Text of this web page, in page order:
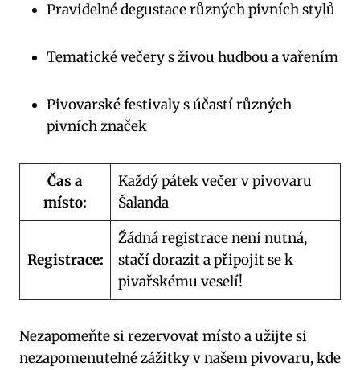
Pravidelné degustace různých pivních stylů
Tematické večery s živou hudbou a vařením
Pivovarské festivaly s účastí různých
pivních značek
Čas a
místo:
Každý pátek večer v pivovaru
Šalanda
Registrace:
Žádná registrace není nutná,
stačí dorazit a připojit se k
pivařskému veselí!
Nezapomeňte si rezervovat místo a užijte si
nezapomenutelné zážitky v našem pivovaru, kde